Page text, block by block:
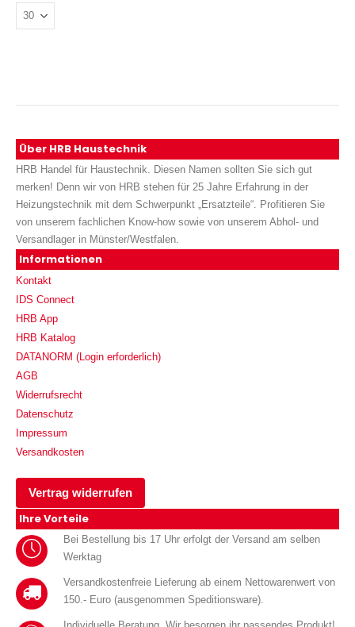
Über HRB Haustechnik
HRB Handel für Haustechnik. Diesen Namen sollten Sie sich gut
merken! Denn wir von HRB stehen für 25 Jahre Erfahrung in der
Heizungstechnik mit dem Schwerpunkt „Ersatzteile“. Profitieren Sie
von unserem fachlichen Know-how sowie von unserem Abhol- und
Versandlager in Münster/Westfalen.
Informationen
Kontakt
IDS Connect
HRB App
HRB Katalog
DATANORM (Login erforderlich)
AGB
Widerrufsrecht
Datenschutz
Impressum
Versandkosten
Vertrag widerrufen
Ihre Vorteile
Bei Bestellung bis 17 Uhr erfolgt der Versand am selben
Werktag
Versandkostenfreie Lieferung ab einem Nettowarenwert von
150.- Euro (ausgenommen Speditionsware).